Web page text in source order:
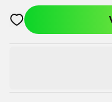
Åbner en Modal til at